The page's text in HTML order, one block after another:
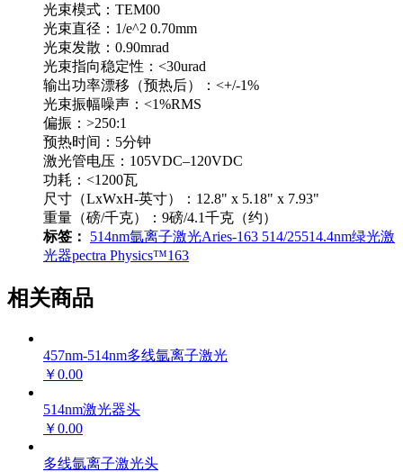
光束模式：TEM00
光束直径：1/e^2 0.70mm
光束发散：0.90mrad
光束指向稳定性：<30urad
输出功率漂移（预热后）：<+/-1%
光束振幅噪声：<1%RMS
偏振：>250:1
预热时间：5分钟
激光管电压：105VDC–120VDC
功耗：<1200瓦
尺寸（LxWxH-英寸）：12.8" x 5.18" x 7.93"
重量（磅/千克）：9磅/4.1千克（约）
标签：
514nm氩离子激光Aries-163 514/25514.4nm绿光激
光器pectra Physics™163
相关商品
457nm-514nm多线氩离子激光
￥0.00
514nm激光器头
￥0.00
多线氩离子激光头